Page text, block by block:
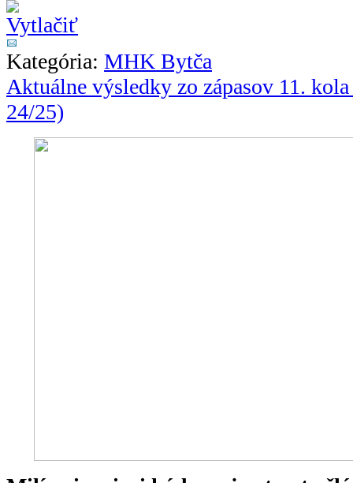
Kategória: MHK Bytča
Aktuálne výsledky zo zápasov 11.
24/25)